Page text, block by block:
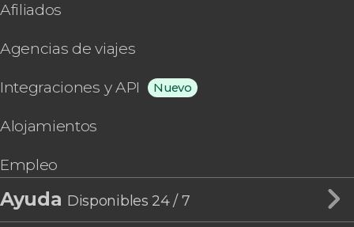
Afiliados
Agencias de viajes
Integraciones y API Nuevo
Alojamientos
Empleo
Ayuda Disponibles 24 / 7